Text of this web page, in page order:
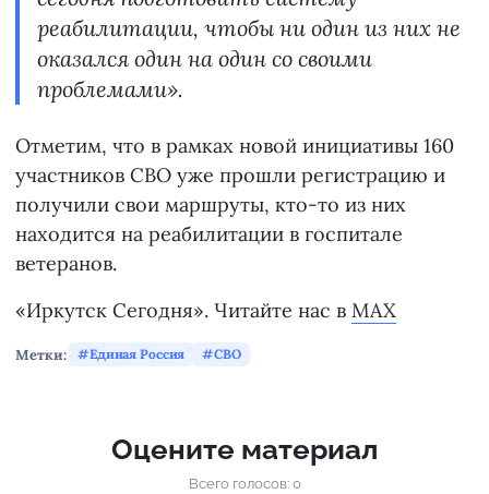
реабилитации, чтобы ни один из них не
оказался один на один со своими
проблемами».
Отметим, что в рамках новой инициативы 160
участников СВО уже прошли регистрацию и
получили свои маршруты, кто-то из них
находится на реабилитации в госпитале
ветеранов.
«Иркутск Сегодня». Читайте нас в MAX
Метки: Единая Россия СВО
Оцените материал
Всего голосов: 0